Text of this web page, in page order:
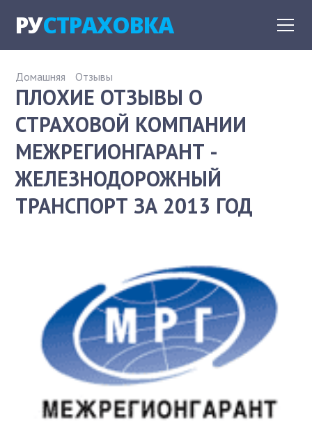
РУСТРАХОВКА
Домашняя Отзывы
ПЛОХИЕ ОТЗЫВЫ О
СТРАХОВОЙ КОМПАНИИ
МЕЖРЕГИОНГАРАНТ -
ЖЕЛЕЗНОДОРОЖНЫЙ
ТРАНСПОРТ ЗА 2013 ГОД